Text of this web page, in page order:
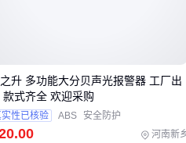
应力裂纹
配导致泄漏
控装置
景可能暂时不明显，但给汽车
可能突然超出罐体承受极限。
力容器检验标志，并明确标注最
.00 河南新
升 多功能大分贝声光报警器 工厂出
款式齐全 欢迎采购
实性已核验 ABS 安全防护